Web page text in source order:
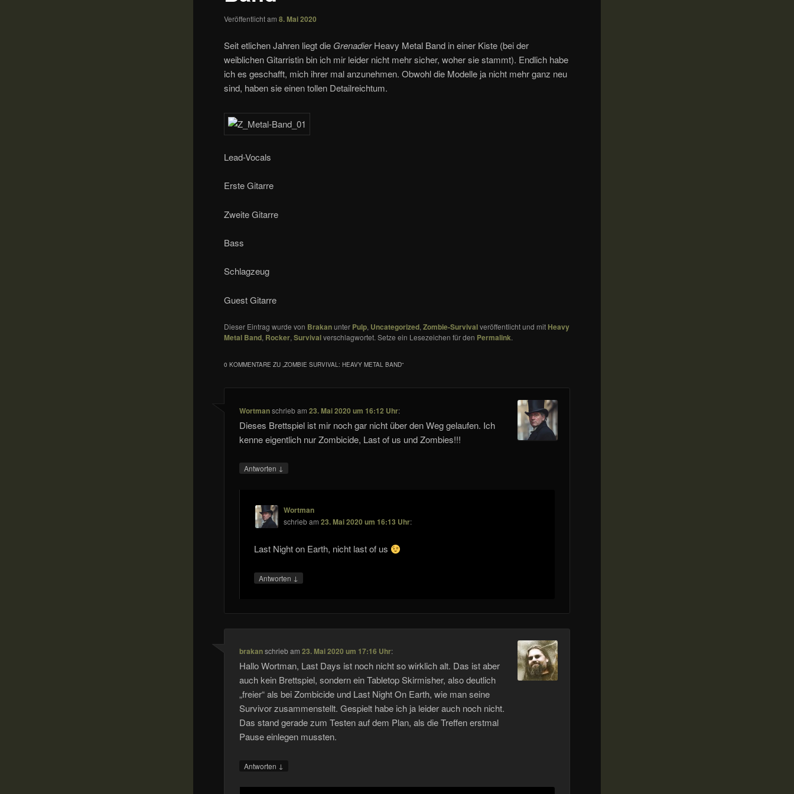
Veröffentlicht am8. Mai 2020
Seit etlichen Jahren liegt die GrenadierHeavy Metal Band in einer Kiste (bei der
weiblichen Gitarristin bin ich mir leider nicht mehr sicher, woher sie stammt). Endlich habe
ich es geschafft, mich ihrer mal anzunehmen. Obwohl die Modelle ja nicht mehr ganz neu
sind, haben sie einen tollen Detailreichtum.
Lead-Vocals
Erste Gitarre
Zweite Gitarre
Bass
Schlagzeug
Guest Gitarre
Dieser Eintrag wurde von Brakanunter Pulp, Uncategorized,Zombie-Survivalveröffentlicht und mit Heavy
Metal Band, Rocker,Survivalverschlagwortet. Setze ein Lesezeichen für den Permalink.
0 KOMMENTARE ZU „ZOMBIE SURVIVAL: HEAVY METAL BAND“
Wortmanschriebam 23. Mai 2020 um 16:12 Uhr:
Dieses Brettspiel ist mir noch gar nicht über den Weg gelaufen. Ich
kenne eigentlich nur Zombicide, Last of us und Zombies!!!
Antworten ↓
Wortman
schriebam23. Mai 2020 um 16:13 Uhr:
Last Night on Earth, nicht last of us
Antworten ↓
brakanschriebam 23. Mai 2020 um 17:16 Uhr:
Hallo Wortman, Last Days ist noch nicht so wirklich alt. Das ist aber
auch kein Brettspiel, sondern ein Tabletop Skirmisher, also deutlich
„freier“ als bei Zombicide und Last Night On Earth, wie man seine
Survivor zusammenstellt. Gespielt habe ich ja leider auch noch nicht.
Das stand gerade zum Testen auf dem Plan, als die Treffen erstmal
Pause einlegen mussten.
Antworten ↓